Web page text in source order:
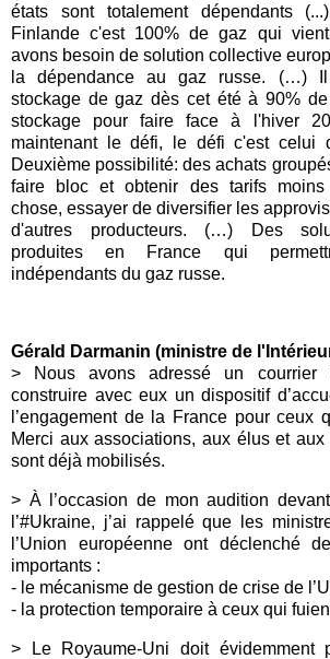
états sont totalement dépendants
Finlande c'est 100% de gaz qui
avons besoin de solution collective
la dépendance au gaz russe. (…)
stockage de gaz dès cet été à 90%
stockage pour faire face à l'hiver
maintenant le défi, le défi c'est celui
Deuxième possibilité: des achats
faire bloc et obtenir des tarifs moins
chose, essayer de diversifier les
d'autres producteurs. (…) Des
produites en France qui
indépendants du gaz russe.
Gérald Darmanin (ministre de
>
Nous avons adressé un
construire avec eux un dispositif
l’engagement de la France pour ceux
Merci aux associations, aux élus et
sont déjà mobilisés.
> À l’occasion de mon audition
l’#Ukraine, j’ai rappelé que les
l’Union européenne ont déclenché
importants :
- le mécanisme de gestion de crise de
- la protection temporaire à ceux qui
>
Le Royaume-Uni doit évidemment